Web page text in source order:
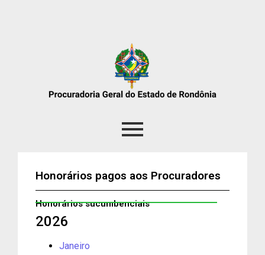
Honorários pagos aos Procuradores
Honorários sucumbenciais
2026
Janeiro